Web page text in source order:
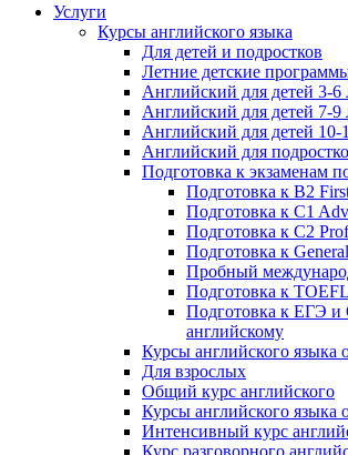
Услуги
Курсы английского языка
Для детей и подростков
Летние детские
Английский для детей 3-6
Английский для детей 7-9
Английский для детей 10-
Английский для
Подготовка к экзаменам
Подготовка к B2
Подготовка к C1
Подготовка к C2
Подготовка к
Пробный
Подготовка к TOEFL
Подготовка к ЕГЭ
английскому
Курсы английского языка
Для взрослых
Общий курс английского
Курсы английского языка
Интенсивный курс
Курс разговорного